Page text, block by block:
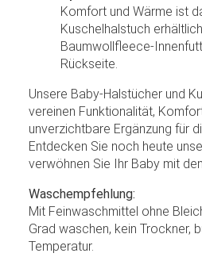
Komfort und Wärme ist
Kuschelhalstuch
Baumwollfleece-
Rückseite.
Unsere Baby-Halstücher und
vereinen Funktionalität,
unverzichtbare Ergänzung für
Entdecken Sie noch heute
verwöhnen Sie Ihr Baby mit
Waschempfehlung:
Mit Feinwaschmittel ohne
Grad waschen, kein Trockner,
Temperatur.